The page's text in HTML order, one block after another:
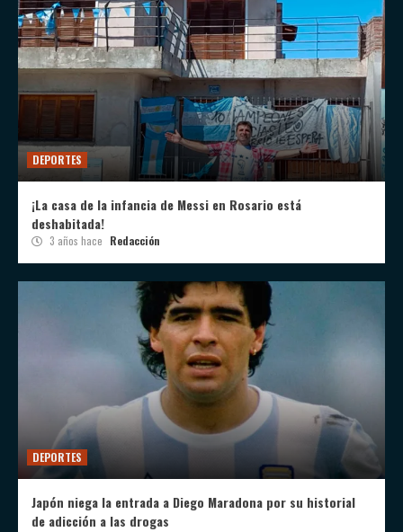
DEPORTES
¡La casa de la infancia de Messi en Rosario está
deshabitada!
3 años hace Redacción
DEPORTES
Japón niega la entrada a Diego Maradona por su historial
de adicción a las drogas